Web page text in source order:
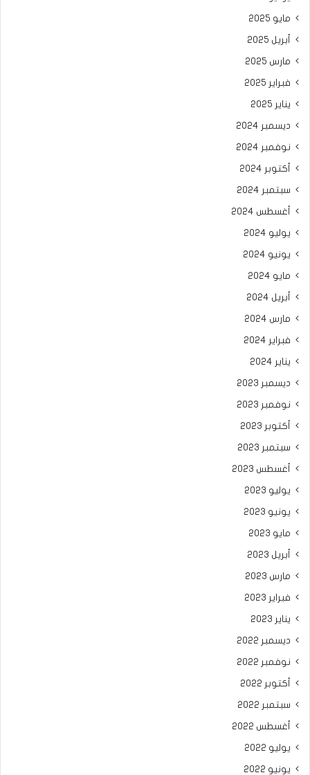
مايو 2025
أبريل 2025
مارس 2025
فبراير 2025
يناير 2025
ديسمبر 2024
نوفمبر 2024
أكتوبر 2024
سبتمبر 2024
أغسطس 2024
يوليو 2024
يونيو 2024
مايو 2024
أبريل 2024
مارس 2024
فبراير 2024
يناير 2024
ديسمبر 2023
نوفمبر 2023
أكتوبر 2023
سبتمبر 2023
أغسطس 2023
يوليو 2023
يونيو 2023
مايو 2023
أبريل 2023
مارس 2023
فبراير 2023
يناير 2023
ديسمبر 2022
نوفمبر 2022
أكتوبر 2022
سبتمبر 2022
أغسطس 2022
يوليو 2022
يونيو 2022